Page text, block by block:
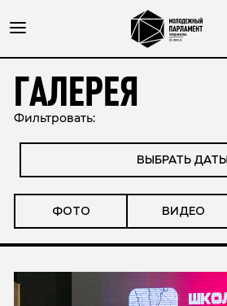
ГАЛЕРЕЯ
Фильтровать:
ВЫБРАТЬ ДАТЫ
ФОТО ВИДЕО